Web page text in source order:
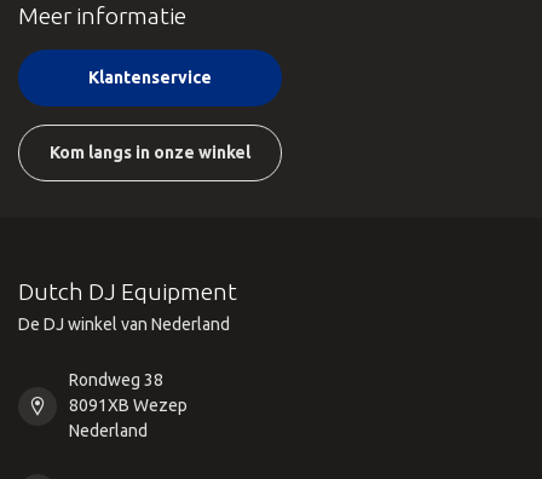
Meer informatie
Klantenservice
Kom langs in onze winkel
Dutch DJ Equipment
De DJ winkel van Nederland
Rondweg 38
8091XB Wezep
Nederland